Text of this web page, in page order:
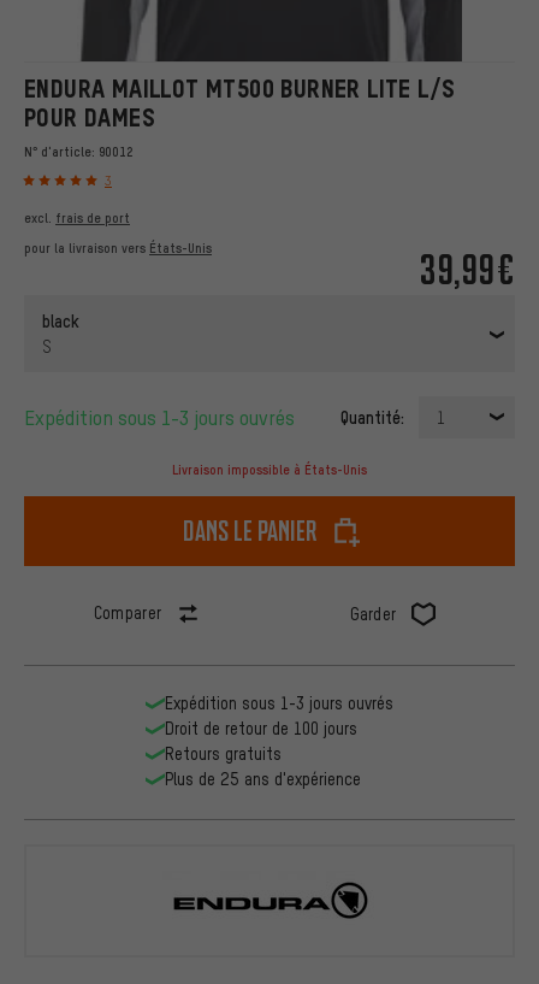
ENDURA MAILLOT MT500 BURNER LITE L/S
POUR DAMES
N° d'article: 90012
3
39,99€
excl. frais de port
pour la livraison vers États-Unis
black
S
Expédition sous 1-3 jours ouvrés Quantité: 1
Livraison impossible à États-Unis
dans le panier
Comparer Garder
Expédition sous 1-3 jours ouvrés
Droit de retour de 100 jours
Retours gratuits
Plus de 25 ans d'expérience